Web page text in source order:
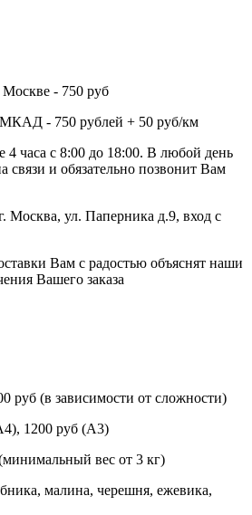
- 750 руб
МКАД - 750 рублей + 50 руб/км
4 часа с 8:00 до 18:00. В любой день
связи и обязательно позвонит Вам
Москва, ул. Паперника д.9, вход с
Вам с радостью объяснят наши
Вашего заказа
руб (в зависимости от сложности)
1200 руб (А3)
вес от 3 кг)
малина, черешня, ежевика,